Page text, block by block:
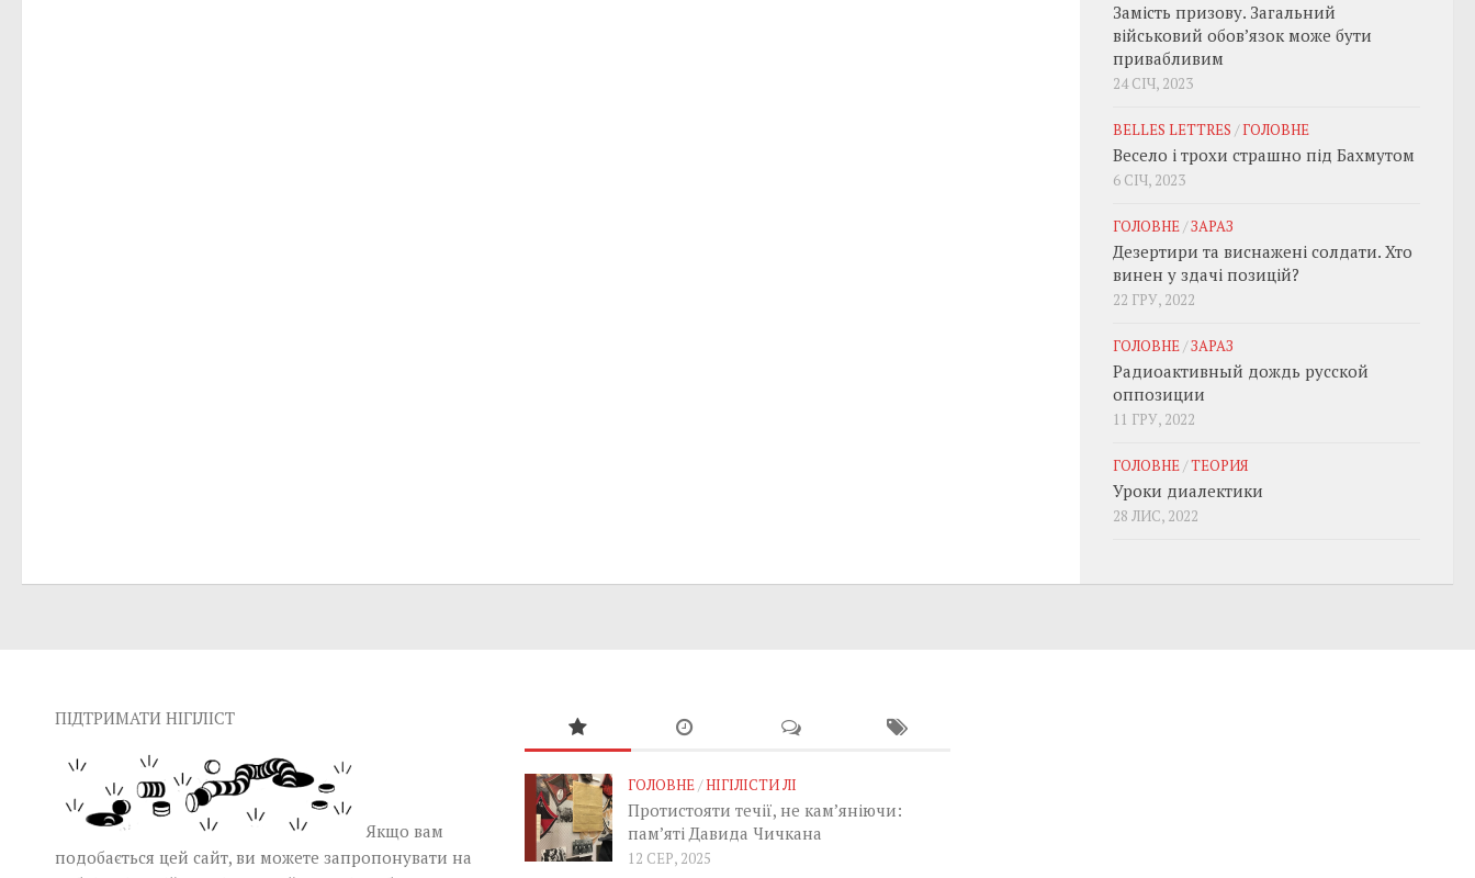
Замість призову. Загальний
військовий обовʼязок може бути
привабливим
24 СІЧ, 2023
BELLES LETTRES /ГОЛОВНЕ
Весело і трохи страшно під Бахмутом
6 СІЧ, 2023
ГОЛОВНЕ/ЗАРАЗ
Дезертири та виснажені солдати. Хто
винен у здачі позицій?
22 ГРУ, 2022
ГОЛОВНЕ/ЗАРАЗ
Радиоактивный дождь русской
оппозиции
11 ГРУ, 2022
ГОЛОВНЕ/ТЕОРИЯ
Уроки диалектики
28 ЛИС, 2022
ПІДТРИМАТИ НІГІЛІСТ
Якщо вам
подобається цей сайт, ви можете запропонувати на
ГОЛОВНЕ/НІГІЛІСТИ ЛІ
Протистояти течії, не кам’яніючи:
пам’яті Давида Чичкана
12 СЕР, 2025